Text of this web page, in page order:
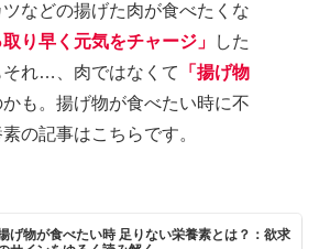
などの揚げた肉が食べたくな
取り早く元気をチャージ」
した
それ…、肉ではなくて
「揚げ物
かも。揚げ物が食べたい時に不
の記事はこちらです。
げ物が食べたい時 足りない栄養素とは？：欲求